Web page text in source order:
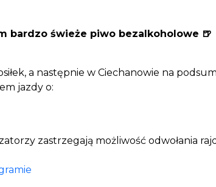
bardzo świeże piwo bezalkoholowe 🍺
a następnie w Ciechanowie na
jazdy o:
zastrzegają możliwość odwołania